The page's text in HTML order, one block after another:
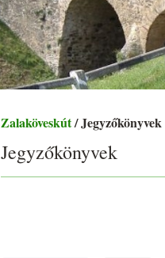
Zalaköveskút/ Jegyzőkönyvek
Jegyzőkönyvek